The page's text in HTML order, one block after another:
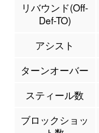
リバウンド(Off-
Def-TO)
アシスト
ターンオーバー
スティール数
ブロックショッ